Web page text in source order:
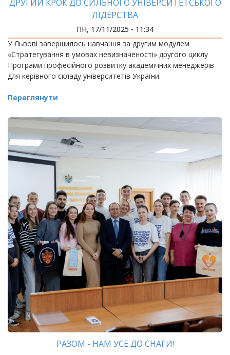
ДРУГИЙ КРОК ДО СИЛЬНОГО УНІВЕРСИТЕТСЬКОГО
ЛІДЕРСТВА
ПН, 17/11/2025 - 11:34
У Львові завершилось навчання за другим модулем
«Стратегування в умовах невизначеності» другого циклу
Програми професійного розвитку академічних менеджерів
для керівного складу університетів України.
Переглянути
РАЗОМ - НАМ УСЕ ДО СНАГИ!